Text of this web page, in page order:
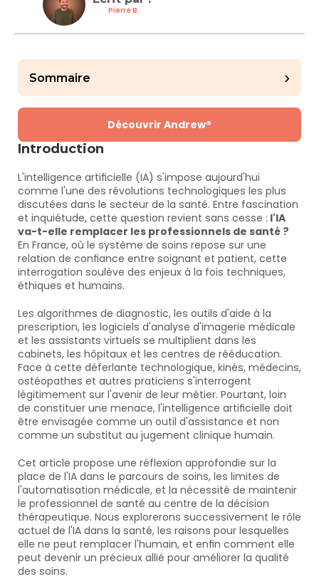
Pierre B.
Sommaire ›
Découvrir Andrew®
Introduction
L'intelligence artificielle (IA) s'impose aujourd'hui
comme l'une des révolutions technologiques les plus
discutées dans le secteur de la santé. Entre fascination
et inquiétude, cette question revient sans cesse : l'IA
va-t-elle remplacer les professionnels de santé ?
En France, où le système de soins repose sur une
relation de confiance entre soignant et patient, cette
interrogation soulève des enjeux à la fois techniques,
éthiques et humains.
Les algorithmes de diagnostic, les outils d'aide à la
prescription, les logiciels d'analyse d'imagerie médicale
et les assistants virtuels se multiplient dans les
cabinets, les hôpitaux et les centres de rééducation.
Face à cette déferlante technologique, kinés, médecins,
ostéopathes et autres praticiens s'interrogent
légitimement sur l'avenir de leur métier. Pourtant, loin
de constituer une menace, l'intelligence artificielle doit
être envisagée comme un outil d'assistance et non
comme un substitut au jugement clinique humain.
Cet article propose une réflexion approfondie sur la
place de l'IA dans le parcours de soins, les limites de
l'automatisation médicale, et la nécessité de maintenir
le professionnel de santé au centre de la décision
thérapeutique. Nous explorerons successivement le rôle
actuel de l'IA dans la santé, les raisons pour lesquelles
elle ne peut remplacer l'humain, et enfin comment elle
peut devenir un précieux allié pour améliorer la qualité
des soins.